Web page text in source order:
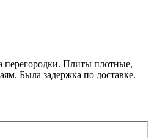
перегородки. Плиты плотные,
Была задержка по доставке.